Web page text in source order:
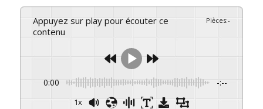
Appuyez sur play pour écouter ce
contenu
Pièces:-
0:00 -:--
1x